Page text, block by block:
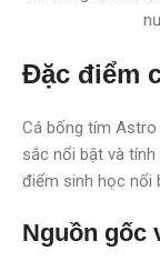
Đặc điểm
Cá bống tím Astro
sắc nổi bật và
điểm sinh học nổi
Nguồn gốc